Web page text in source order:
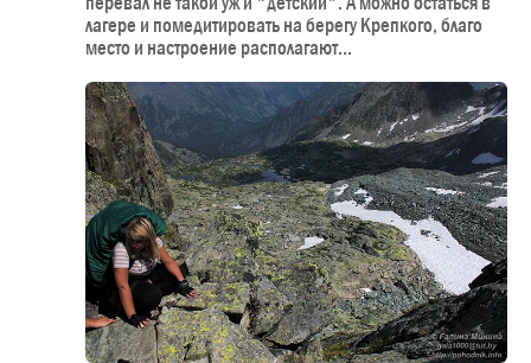
лагере и помедитировать на берегу Крепкого, благо
место и настроение располагают...